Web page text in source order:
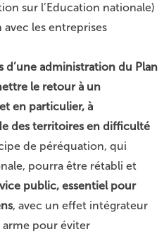
sur l’Education nationale)
les entreprises
d’une administration du Plan
le retour à un
en particulier, à
des territoires en difficulté
de péréquation, qui
pourra être rétabli et
public, essentiel pour
, avec un effet intégrateur
pour éviter